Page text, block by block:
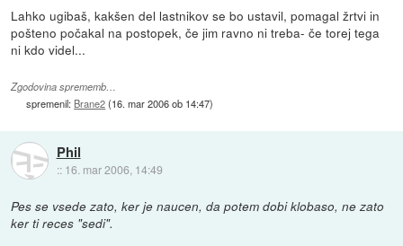
Lahko ugibaš, kakšen del lastnikov se bo ustavil, pomagal žrtvi in
pošteno počakal na postopek, če jim ravno ni treba- če torej tega
ni kdo videl...
Zgodovina sprememb…
spremenil: Brane2(16. mar 2006 ob 14:47)
Phil
:: 16. mar 2006, 14:49
Pes se vsede zato, ker je naucen, da potem dobi klobaso, ne zato
ker ti reces "sedi".